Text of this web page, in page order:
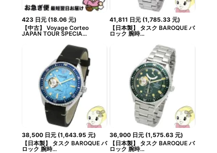
423 日元(18.06 元)
【中古】 Voyage Corteo
JAPAN TOUR SPECIA...
41,811 日元 (1,785.33 元)
【日本製】 タスク BAROQUE バ
ロック 腕時...
38,500 日元(1,643.95 元)
【日本製】 タスク BAROQUE バ
ロック 腕時...
36,900 日元 (1,575.63 元)
【日本製】 タスク BAROQUE バ
ロック 腕時...